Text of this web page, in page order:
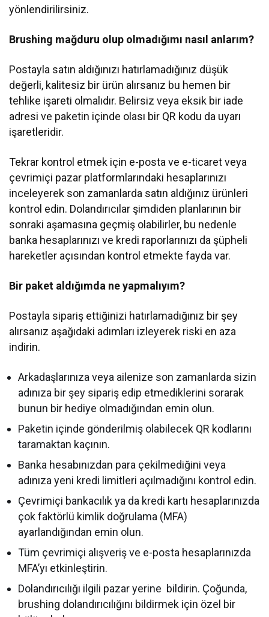
yönlendirilirsiniz.
Brushing mağduru olup olmadığımı nasıl anlarım?
Postayla satın aldığınızı hatırlamadığınız düşük
değerli, kalitesiz bir ürün alırsanız bu hemen bir
tehlike işareti olmalıdır. Belirsiz veya eksik bir iade
adresi ve paketin içinde olası bir QR kodu da uyarı
işaretleridir.
Tekrar kontrol etmek için e-posta ve e-ticaret veya
çevrimiçi pazar platformlarındaki hesaplarınızı
inceleyerek son zamanlarda satın aldığınız ürünleri
kontrol edin. Dolandırıcılar şimdiden planlarının bir
sonraki aşamasına geçmiş olabilirler, bu nedenle
banka hesaplarınızı ve kredi raporlarınızı da şüpheli
hareketler açısından kontrol etmekte fayda var.
Bir paket aldığımda ne yapmalıyım?
Postayla sipariş ettiğinizi hatırlamadığınız bir şey
alırsanız aşağıdaki adımları izleyerek riski en aza
indirin.
Arkadaşlarınıza veya ailenize son zamanlarda sizin
adınıza bir şey sipariş edip etmediklerini sorarak
bunun bir hediye olmadığından emin olun.
Paketin içinde gönderilmiş olabilecek QR kodlarını
taramaktan kaçının.
Banka hesabınızdan para çekilmediğini veya
adınıza yeni kredi limitleri açılmadığını kontrol edin.
Çevrimiçi bankacılık ya da kredi kartı hesaplarınızda
çok faktörlü kimlik doğrulama (MFA)
ayarlandığından emin olun.
Tüm çevrimiçi alışveriş ve e-posta hesaplarınızda
MFA’yı etkinleştirin.
Dolandırıcılığı ilgili pazar yerine bildirin. Çoğunda,
brushing dolandırıcılığını bildirmek için özel bir